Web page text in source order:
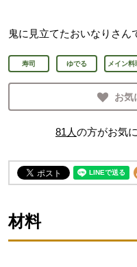
鬼に見立てたおいなりさん
寿司 ゆでる メイン料
お気
81 人の方がお気
材料